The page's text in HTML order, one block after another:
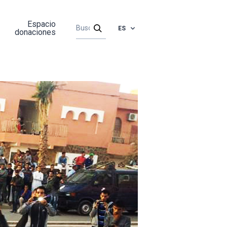
Espacio
donaciones
ES